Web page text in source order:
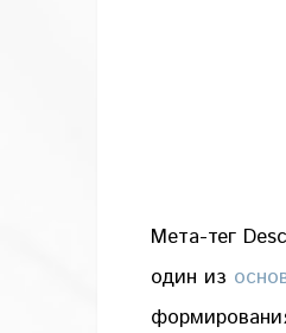
Мета-тег
один из